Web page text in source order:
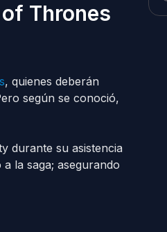
Thrones
, quienes deberán
según se conoció,
durante su asistencia
la saga; asegurando